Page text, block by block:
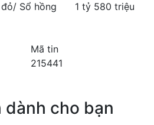
Sổ hồng
1 tỷ 580 triệu
Mã tin
215441
dành cho bạn